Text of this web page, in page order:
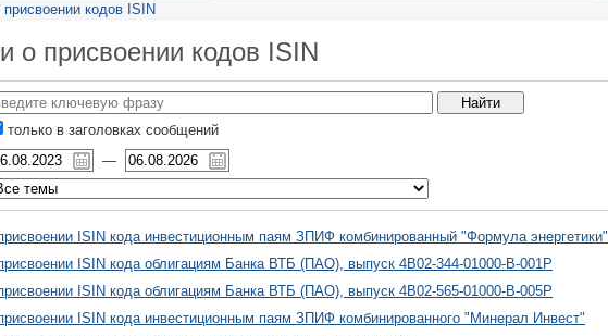
присвоении кодов ISIN
о присвоении кодов ISIN
только в заголовках сообщений
—
ISIN кода инвестиционным паям ЗПИФ комбинированный "Формула энергетики"
ISIN кода облигациям Банка ВТБ (ПАО), выпуск 4B02-344-01000-B-001P
ISIN кода облигациям Банка ВТБ (ПАО), выпуск 4B02-565-01000-B-005P
ISIN кода инвестиционным паям ЗПИФ комбинированного "Минерал Инвест"